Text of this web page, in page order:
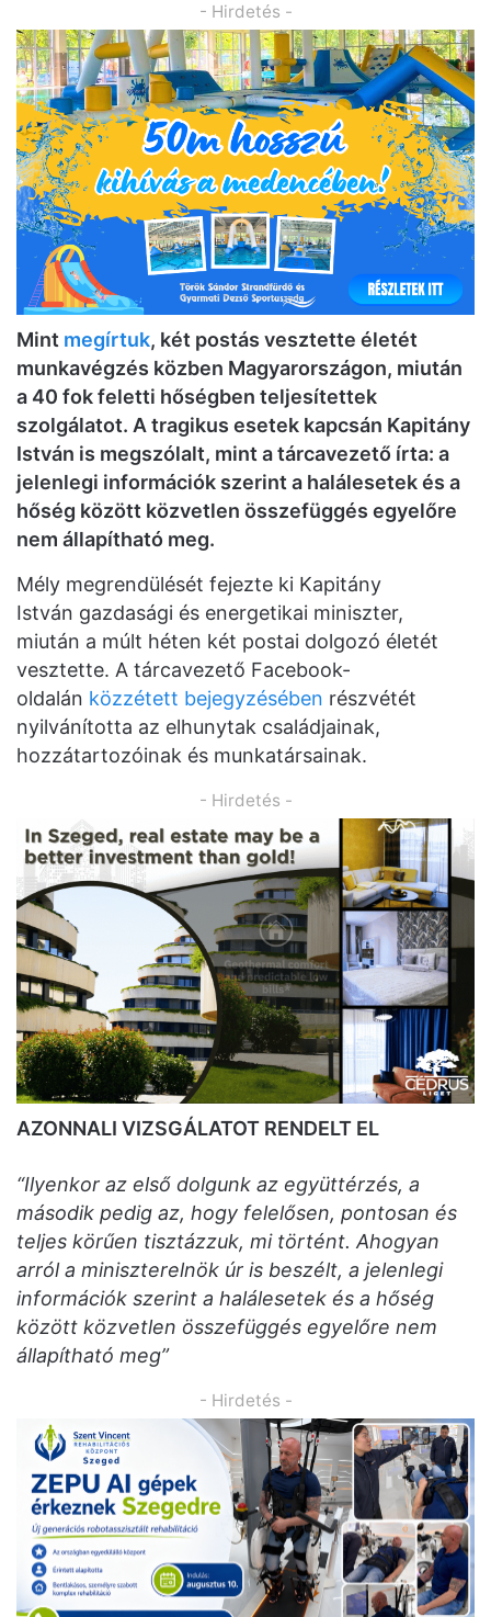
- Hirdetés -
Mint megírtuk, két postás vesztette életét
munkavégzés közben Magyarországon, miután
a 40 fok feletti hőségben teljesítettek
szolgálatot. A tragikus esetek kapcsán Kapitány
István is megszólalt, mint a tárcavezető írta: a
jelenlegi információk szerint a halálesetek és a
hőség között közvetlen összefüggés egyelőre
nem állapítható meg.
Mély megrendülését fejezte ki Kapitány
István gazdasági és energetikai miniszter,
miután a múlt héten két postai dolgozó életét
vesztette. A tárcavezető Facebook-
oldalán közzétett bejegyzésében részvétét
nyilvánította az elhunytak családjainak,
hozzátartozóinak és munkatársainak.
- Hirdetés -
AZONNALI VIZSGÁLATOT RENDELT EL
“Ilyenkor az első dolgunk az együttérzés, a
második pedig az, hogy felelősen, pontosan és
teljes körűen tisztázzuk, mi történt. Ahogyan
arról a miniszterelnök úr is beszélt, a jelenlegi
információk szerint a halálesetek és a hőség
között közvetlen összefüggés egyelőre nem
állapítható meg”
- Hirdetés -